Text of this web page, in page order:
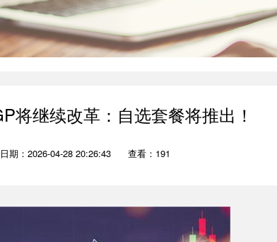
将继续改革：自选套餐将推出！
日期：2026-04-28 20:26:43 查看：191